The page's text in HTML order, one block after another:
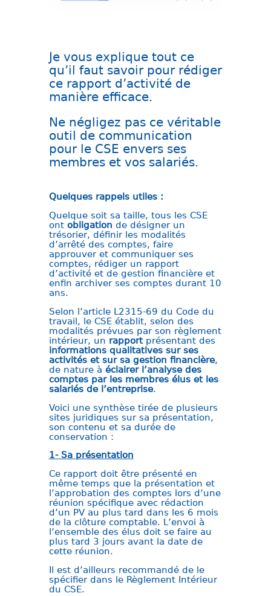
Je vous explique tout ce
qu’il faut savoir pour rédiger
ce rapport d’activité de
manière efficace.
Ne négligez pas ce véritable
outil de communication
pour le CSE envers ses
membres et vos salariés.
Quelques rappels utiles :
Quelque soit sa taille, tous les CSE
ont obligation de désigner un
trésorier, définir les modalités
d’arrêté des comptes, faire
approuver et communiquer ses
comptes, rédiger un rapport
d’activité et de gestion financière et
enfin archiver ses comptes durant 10
ans.
Selon l’article L2315-69 du Code du
travail, le CSE établit, selon des
modalités prévues par son règlement
intérieur, un rapportprésentant des
informations qualitatives sur ses
activités et sur sa gestion financière,
de nature à éclairer l’analyse des
comptes par les membres élus et les
salariés de l’entreprise.
Voici une synthèse tirée de plusieurs
sites juridiques sur sa présentation,
son contenu et sa durée de
conservation :
1- Sa présentation
Ce rapport doit être présenté en
même temps que la présentation et
l’approbation des comptes lors d’une
réunion spécifique avec rédaction
d’un PV au plus tard dans les 6 mois
de la clôture comptable. L’envoi à
l’ensemble des élus doit se faire au
plus tard 3 jours avant la date de
cette réunion.
Il est d’ailleurs recommandé de le
spécifier dans le Règlement Intérieur
du CSE.